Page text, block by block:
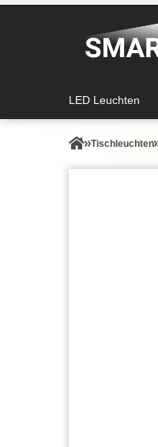
LED Leuchten
Tisch­leuchten